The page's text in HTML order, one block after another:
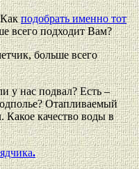
Какподобрать именно тот
всего подходит Вам?
больше всего
у нас подвал? Есть –
Отапливаемый
Какое качество воды в
.